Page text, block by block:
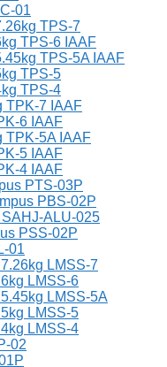
01
TPS-7
TPS-6 IAAF
TPS-5A IAAF
TPS-5
TPS-4
TPK-7 IAAF
6 IAAF
TPK-5A IAAF
5 IAAF
4 IAAF
PTS-03P
PBS-02P
ALU-025
PSS-02P
01
LMSS-7
LMSS-6
LMSS-5A
LMSS-5
LMSS-4
02